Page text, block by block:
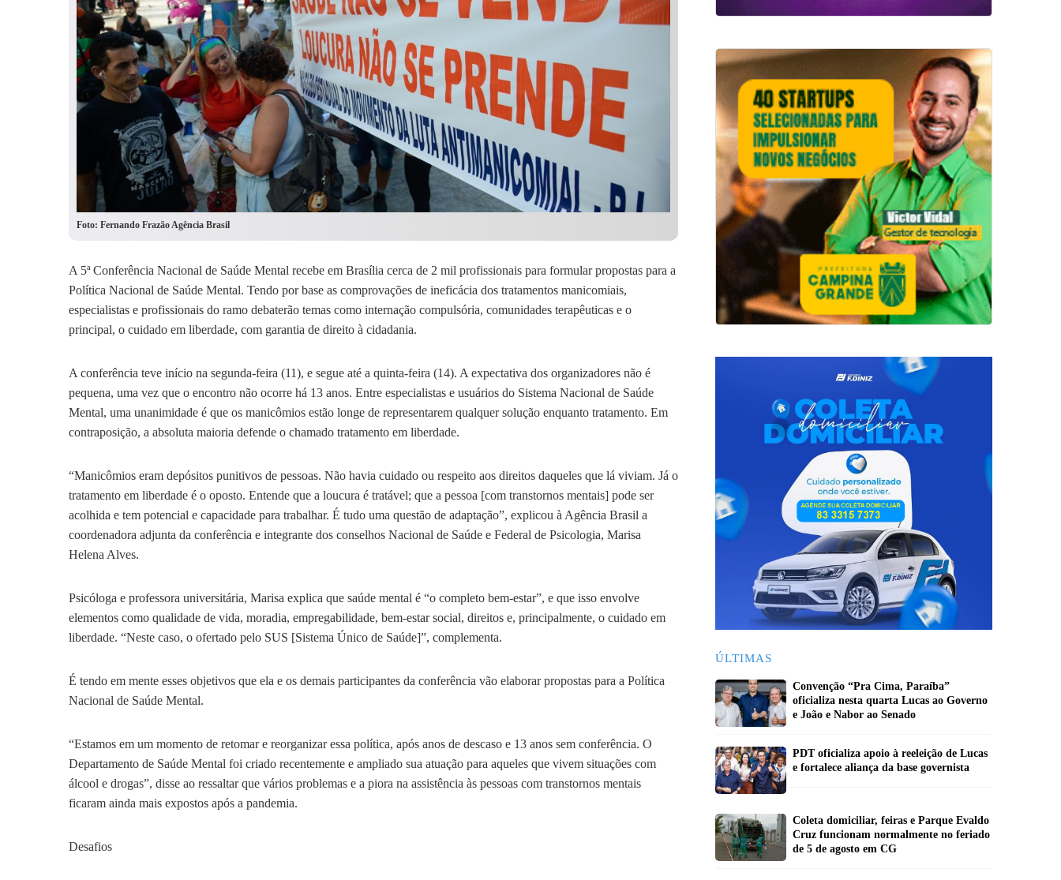
Foto: Fernando Frazão Agência Brasil
A 5ª Conferência Nacional de Saúde Mental recebe em Brasília cerca de 2 mil profissionais para formular propostas para a
Política Nacional de Saúde Mental. Tendo por base as comprovações de ineficácia dos tratamentos manicomiais,
especialistas e profissionais do ramo debaterão temas como internação compulsória, comunidades terapêuticas e o
principal, o cuidado em liberdade, com garantia de direito à cidadania.
A conferência teve início na segunda-feira (11), e segue até a quinta-feira (14). A expectativa dos organizadores não é
pequena, uma vez que o encontro não ocorre há 13 anos. Entre especialistas e usuários do Sistema Nacional de Saúde
Mental, uma unanimidade é que os manicômios estão longe de representarem qualquer solução enquanto tratamento. Em
contraposição, a absoluta maioria defende o chamado tratamento em liberdade.
“Manicômios eram depósitos punitivos de pessoas. Não havia cuidado ou respeito aos direitos daqueles que lá viviam. Já o
tratamento em liberdade é o oposto. Entende que a loucura é tratável; que a pessoa [com transtornos mentais] pode ser
acolhida e tem potencial e capacidade para trabalhar. É tudo uma questão de adaptação”, explicou à Agência Brasil a
coordenadora adjunta da conferência e integrante dos conselhos Nacional de Saúde e Federal de Psicologia, Marisa
Helena Alves.
Psicóloga e professora universitária, Marisa explica que saúde mental é “o completo bem-estar”, e que isso envolve
elementos como qualidade de vida, moradia, empregabilidade, bem-estar social, direitos e, principalmente, o cuidado em
liberdade. “Neste caso, o ofertado pelo SUS [Sistema Único de Saúde]”, complementa.
É tendo em mente esses objetivos que ela e os demais participantes da conferência vão elaborar propostas para a Política
Nacional de Saúde Mental.
“Estamos em um momento de retomar e reorganizar essa política, após anos de descaso e 13 anos sem conferência. O
Departamento de Saúde Mental foi criado recentemente e ampliado sua atuação para aqueles que vivem situações com
álcool e drogas”, disse ao ressaltar que vários problemas e a piora na assistência às pessoas com transtornos mentais
ficaram ainda mais expostos após a pandemia.
Desafios
ÚLTIMAS
Convenção “Pra Cima, Paraíba”
oficializa nesta quarta Lucas ao Governo
e João e Nabor ao Senado
PDT oficializa apoio à reeleição de Lucas
e fortalece aliança da base governista
Coleta domiciliar, feiras e Parque Evaldo
Cruz funcionam normalmente no feriado
de 5 de agosto em CG